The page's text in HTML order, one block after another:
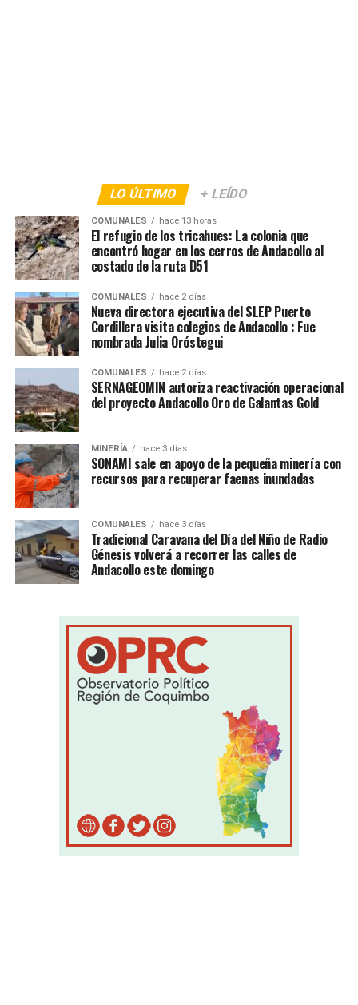
LO ÚLTIMO + LEÍDO
COMUNALES hace 13 horas
El refugio de los tricahues: La colonia que
encontró hogar en los cerros de Andacollo al
costado de la ruta D51
COMUNALES hace 2 días
Nueva directora ejecutiva del SLEP Puerto
Cordillera visita colegios de Andacollo : Fue
nombrada Julia Oróstegui
COMUNALES hace 2 días
SERNAGEOMIN autoriza reactivación operacional
del proyecto Andacollo Oro de Galantas Gold
MINERÍA hace 3 días
SONAMI sale en apoyo de la pequeña minería con
recursos para recuperar faenas inundadas
COMUNALES hace 3 días
Tradicional Caravana del Día del Niño de Radio
Génesis volverá a recorrer las calles de
Andacollo este domingo